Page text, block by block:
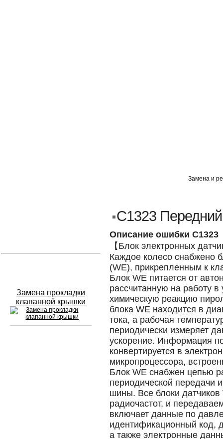
Замена прокладки
клапанной крышки
Замена и
C1323
Описание ошибки C1323
【Блок электронных
Каждое колесо снабжено
(WE), прикрепленным к
Блок WE питается от
рассчитанную на работу
химическую реакцию
блока WE находится в
тока, а рабочая
периодически измеряет
ускорение. Информация
конвертируется в
микропроцессора,
Блок WE снабжен цепью
периодической передачи
шины. Все блоки
радиочастот, и
включает данные по
идентификационный код,
а также электронные